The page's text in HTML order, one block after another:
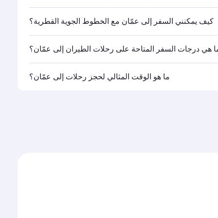
كيف يمكنني السفر إلى عمّان مع الخطوط الجوية القطرية؟
هي درجات السفر المتاحة على رحلات الطيران إلى عمّان؟
تشغيلها، يمكنك السفر على متن درجة رجال الأعمال
ما هو الوقت المثالي لحجز رحلات إلى عمّان؟